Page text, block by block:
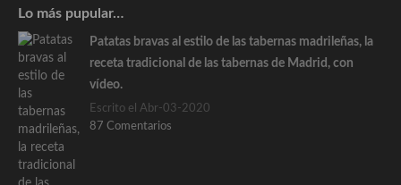
Lo más pupular…
Patatas bravas al estilo de las tabernas madrileñas, la
receta tradicional de las tabernas de Madrid, con
vídeo.
Escrito el Abr-03-2020
87 Comentarios